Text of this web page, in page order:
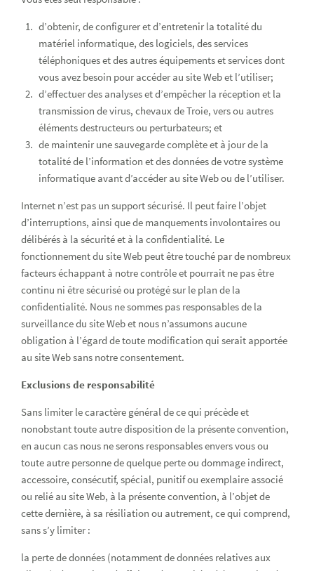
d’obtenir, de configurer et d’entretenir la totalité du
matériel informatique, des logiciels, des services
téléphoniques et des autres équipements et services dont
vous avez besoin pour accéder au site Web et l’utiliser;
d’effectuer des analyses et d’empêcher la réception et la
transmission de virus, chevaux de Troie, vers ou autres
éléments destructeurs ou perturbateurs; et
de maintenir une sauvegarde complète et à jour de la
totalité de l’information et des données de votre système
informatique avant d’accéder au site Web ou de l’utiliser.
Internet n’est pas un support sécurisé. Il peut faire l’objet
d’interruptions, ainsi que de manquements involontaires ou
délibérés à la sécurité et à la confidentialité. Le
fonctionnement du site Web peut être touché par de nombreux
facteurs échappant à notre contrôle et pourrait ne pas être
continu ni être sécurisé ou protégé sur le plan de la
confidentialité. Nous ne sommes pas responsables de la
surveillance du site Web et nous n’assumons aucune
obligation à l’égard de toute modification qui serait apportée
au site Web sans notre consentement.
Exclusions de responsabilité
Sans limiter le caractère général de ce qui précède et
nonobstant toute autre disposition de la présente convention,
en aucun cas nous ne serons responsables envers vous ou
toute autre personne de quelque perte ou dommage indirect,
accessoire, consécutif, spécial, punitif ou exemplaire associé
ou relié au site Web, à la présente convention, à l’objet de
cette dernière, à sa résiliation ou autrement, ce qui comprend,
sans s’y limiter :
la perte de données (notamment de données relatives aux